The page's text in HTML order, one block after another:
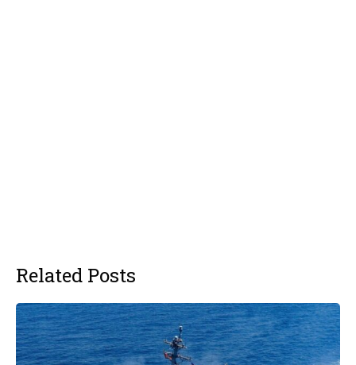
Related Posts